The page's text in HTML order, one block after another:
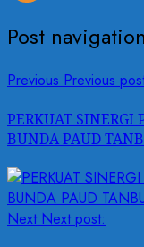
Post navigation
Previous Previous
PERKUAT
BUNDA PAUD
Next Next post: